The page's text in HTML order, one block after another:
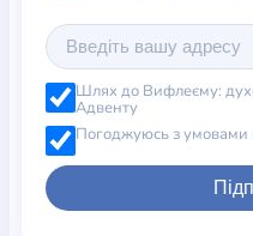
Шлях до Вифлеєму:
Адвенту
Погоджуюсь з умовами